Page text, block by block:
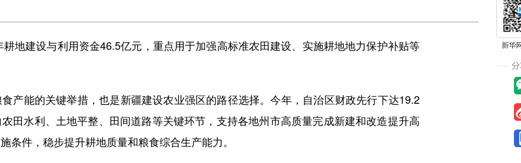
建设与利用资金46.5亿元，重点用于加强高标准农田建设、实施耕地地力保护补贴等
能的关键举措，也是新疆建设农业强区的路径选择。今年，自治区财政先行下达19.2
田水利、土地平整、田间道路等关键环节，支持各地州市高质量完成新建和改造提升高
条件，稳步提升耕地质量和粮食综合生产能力。